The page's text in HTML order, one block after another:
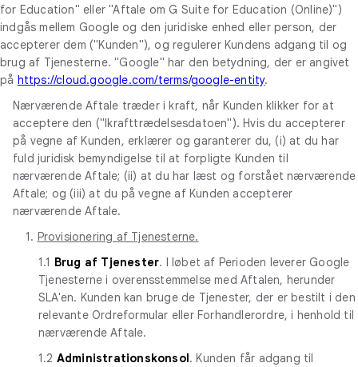
for Education" eller "Aftale om G Suite for Education (Online)")
indgås mellem Google og den juridiske enhed eller person, der
accepterer dem ("Kunden"), og regulerer Kundens adgang til og
brug af Tjenesterne. "Google" har den betydning, der er angivet
på https://cloud.google.com/terms/google-entity.
Nærværende Aftale træder i kraft, når Kunden klikker for at
acceptere den ("Ikrafttrædelsesdatoen"). Hvis du accepterer
på vegne af Kunden, erklærer og garanterer du, (i) at du har
fuld juridisk bemyndigelse til at forpligte Kunden til
nærværende Aftale; (ii) at du har læst og forstået nærværende
Aftale; og (iii) at du på vegne af Kunden accepterer
nærværende Aftale.
1. Provisionering af Tjenesterne.
1.1 Brug af Tjenester. I løbet af Perioden leverer Google
Tjenesterne i overensstemmelse med Aftalen, herunder
SLA'en. Kunden kan bruge de Tjenester, der er bestilt i den
relevante Ordreformular eller Forhandlerordre, i henhold til
nærværende Aftale.
1.2 Administrationskonsol. Kunden får adgang til